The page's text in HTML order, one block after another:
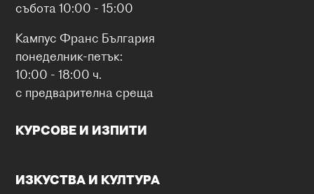
събота 10:00 - 15:00
Кампус Франс България
понеделник-петък:
10:00 - 18:00 ч.
с предварителна среща
КУРСОВЕ И ИЗПИТИ
ИЗКУСТВА И КУЛТУРА